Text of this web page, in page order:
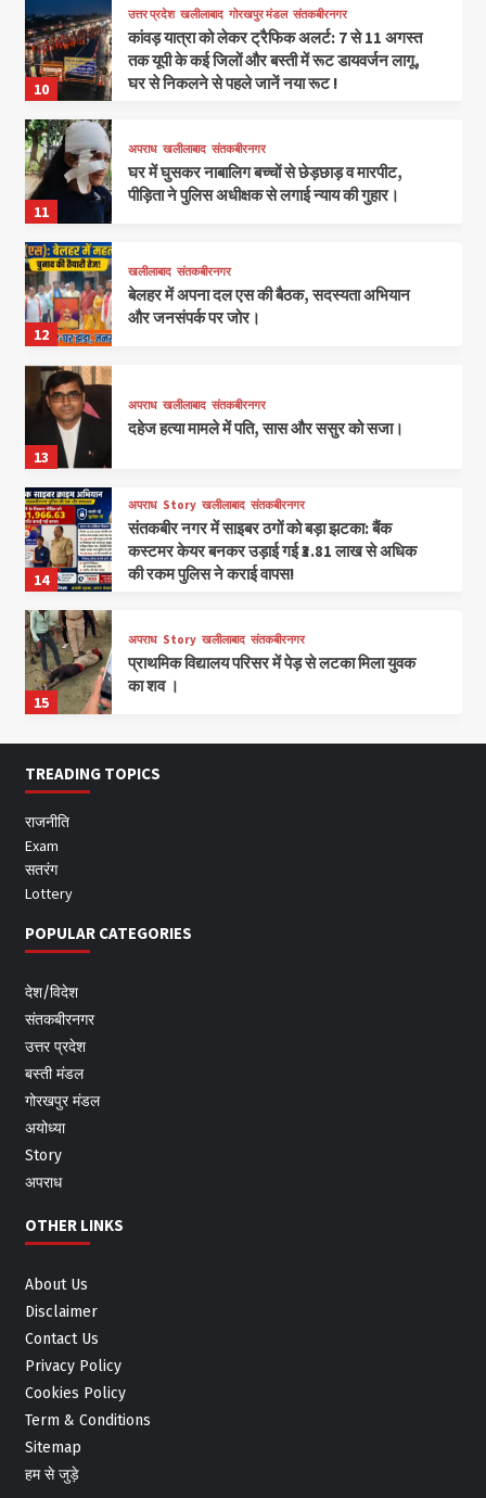
10
उत्तर प्रदेश खलीलाबाद गोरखपुर मंडल संतकबीरनगर
कांवड़ यात्रा को लेकर ट्रैफिक अलर्ट: 7 से 11 अगस्त
तक यूपी के कई जिलों और बस्ती में रूट डायवर्जन लागू,
घर से निकलने से पहले जानें नया रूट !
11
अपराध खलीलाबाद संतकबीरनगर
घर में घुसकर नाबालिग बच्चों से छेड़छाड़ व मारपीट,
पीड़िता ने पुलिस अधीक्षक से लगाई न्याय की गुहार।
12
खलीलाबाद संतकबीरनगर
बेलहर में अपना दल एस की बैठक, सदस्यता अभियान
और जनसंपर्क पर जोर।
13
अपराध खलीलाबाद संतकबीरनगर
दहेज हत्या मामले में पति, सास और ससुर को सजा।
14
अपराध Story खलीलाबाद संतकबीरनगर
संतकबीर नगर में साइबर ठगों को बड़ा झटका: बैंक
कस्टमर केयर बनकर उड़ाई गई ₹3.81 लाख से अधिक
की रकम पुलिस ने कराई वापस!
15
अपराध Story खलीलाबाद संतकबीरनगर
प्राथमिक विद्यालय परिसर में पेड़ से लटका मिला युवक
का शव ।
TREADING TOPICS
राजनीति
Exam
सतरंग
Lottery
POPULAR CATEGORIES
देश/विदेश
संतकबीरनगर
उत्तर प्रदेश
बस्ती मंडल
गोरखपुर मंडल
अयोध्या
Story
अपराध
OTHER LINKS
About Us
Disclaimer
Contact Us
Privacy Policy
Cookies Policy
Term & Conditions
Sitemap
हम से जुड़े